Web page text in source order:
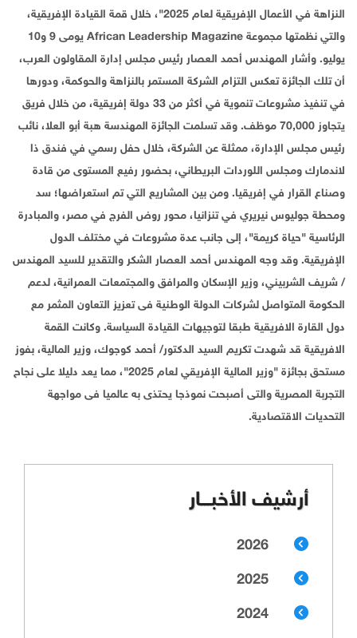
النزاهة في الأعمال الإفريقية لعام 2025"، خلال قمة القيادة الإفريقية،
والتي نظمتها مجموعة African Leadership Magazine يومى 9 و10
يوليو. وأشار المهندس أحمد العصار رئيس مجلس إدارة المقاولون العرب،
أن تلك الجائزة تعكس التزام الشركة المستمر بالنزاهة والحوكمة، ودورها
في تنفيذ مشروعات تنموية في أكثر من 33 دولة إفريقية، من خلال فريق
يتجاوز 70,000 موظف. وقد تسلمت الجائزة المهندسة هبة أبو العلا، نائب
رئيس مجلس الإدارة، ممثلة عن الشركة، خلال حفل رسمي في فندق ذا
لاندمارك ومجلس اللوردات البريطاني، بحضور رفيع المستوى من قادة
وصناع القرار في إفريقيا. ومن بين المشاريع التي تم استعراضها؛ سد
ومحطة جوليوس نيريري في تنزانيا، محور روض الفرج في مصر، والمبادرة
الرئاسية "حياة كريمة"، إلى جانب عدة مشروعات في مختلف الدول
الإفريقية. وقد وجه المهندس أحمد العصار الشكر والتقدير للسيد المهندس
/ شريف الشربيني، وزير الإسكان والمرافق والمجتمعات العمرانية، لدعم
الحكومة المتواصل لشركات الدولة الوطنية فى تعزيز التعاون المثمر مع
دول القارة الافريقية طبقا لتوجيهات القيادة السياسة. وكانت القمة
الافريقية قد شهدت تكريم السيد الدكتور/ أحمد كوجوك، وزير المالية، بفوز
مستحق بجائزة "وزير المالية الإفريقي لعام 2025"، مما يعد دليلا على نجاح
التجربة المصرية والتى أصبحت نموذجا يحتذى به عالميا فى مواجهة
التحديات الاقتصادية.
أرشيف الأخبـــار
2026
2025
2024